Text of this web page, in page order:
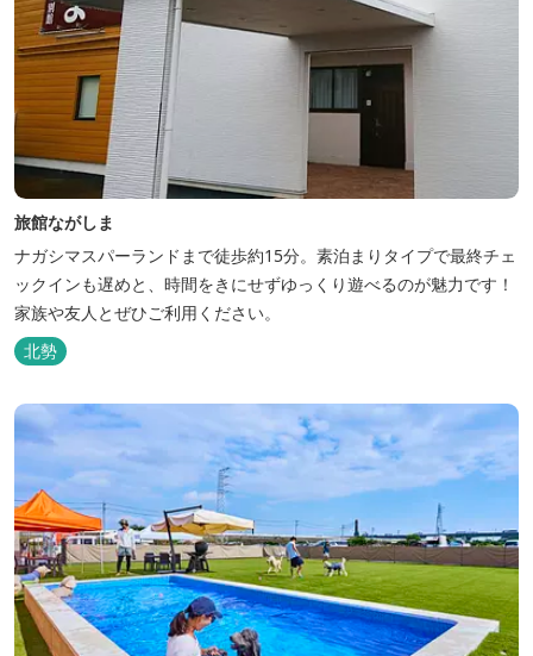
旅館ながしま
ナガシマスパーランドまで徒歩約15分。素泊まりタイプで最終チェ
ックインも遅めと、時間をきにせずゆっくり遊べるのが魅力です！
家族や友人とぜひご利用ください。
北勢